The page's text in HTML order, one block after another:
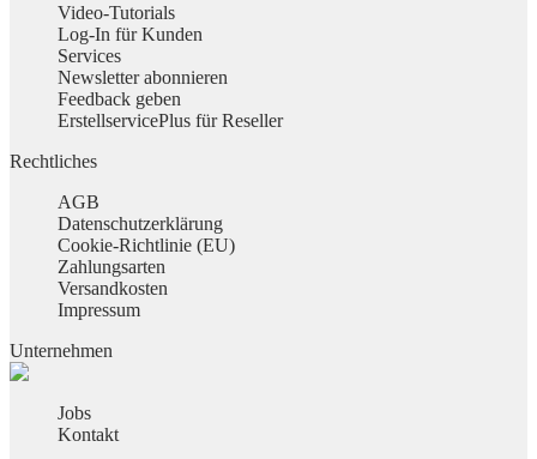
Video-Tutorials
Log-In für Kunden
Services
Newsletter abonnieren
Feedback geben
ErstellservicePlus für Reseller
Rechtliches
AGB
Datenschutzerklärung
Cookie-Richtlinie (EU)
Zahlungsarten
Versandkosten
Impressum
Unternehmen
Jobs
Kontakt